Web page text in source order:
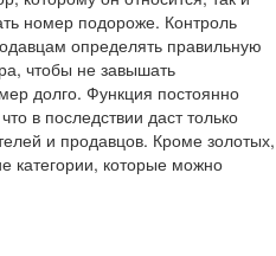
номер подороже. Контроль
определять правильную
чтобы не завышать
долго. Функция постоянно
в последствии даст только
и продавцов. Кроме золотых,
категории, которые можно